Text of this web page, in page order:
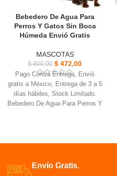
Bebedero De Agua Para
Perros Y Gatos Sin Boca
Húmeda Envió Gratis
MASCOTAS
$800,00 $ 472,00
Pago Contra Entrega, Envió
gratis a México, Entrega de 3 a 5
días hábiles, Stock Limitado.
Bebedero De Agua Para Perros Y
elegante, aumenta
del comedero.
Hecho de materiales ABS de
Envío Gratis.